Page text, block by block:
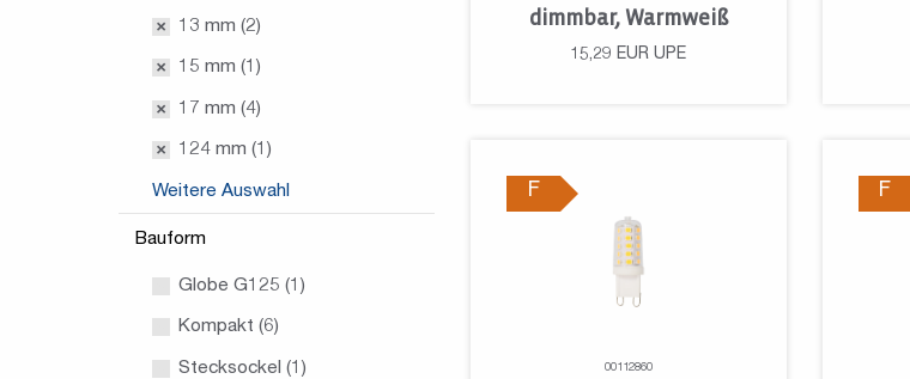
13 mm (2)
15 mm (1)
17 mm (4)
124 mm (1)
Weitere Auswahl
Bauform
Globe G125 (1)
Kompakt (6)
Stecksockel (1)
dimmbar, Warmweiß
15,29 EUR UPE
F
00112860
F